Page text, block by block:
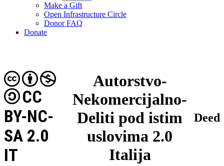
Make a Gift
Open Infrastructure Circle
Donor FAQ
Donate
Autorstvo-
Nekomercijalno-
Deliti pod istim
uslovima 2.0
Italija
CC
BY-NC-
SA 2.0
IT
Deed